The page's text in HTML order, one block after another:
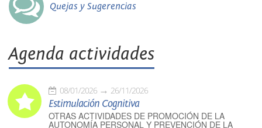
Quejas y Sugerencias
Agenda actividades
08/01/2026 26/11/2026
Estimulación Cognitiva
OTRAS ACTIVIDADES DE PROMOCIÓN DE LA
AUTONOMÍA PERSONAL Y PREVENCIÓN DE LA